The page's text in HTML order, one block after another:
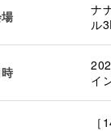
ナ
ル
イ